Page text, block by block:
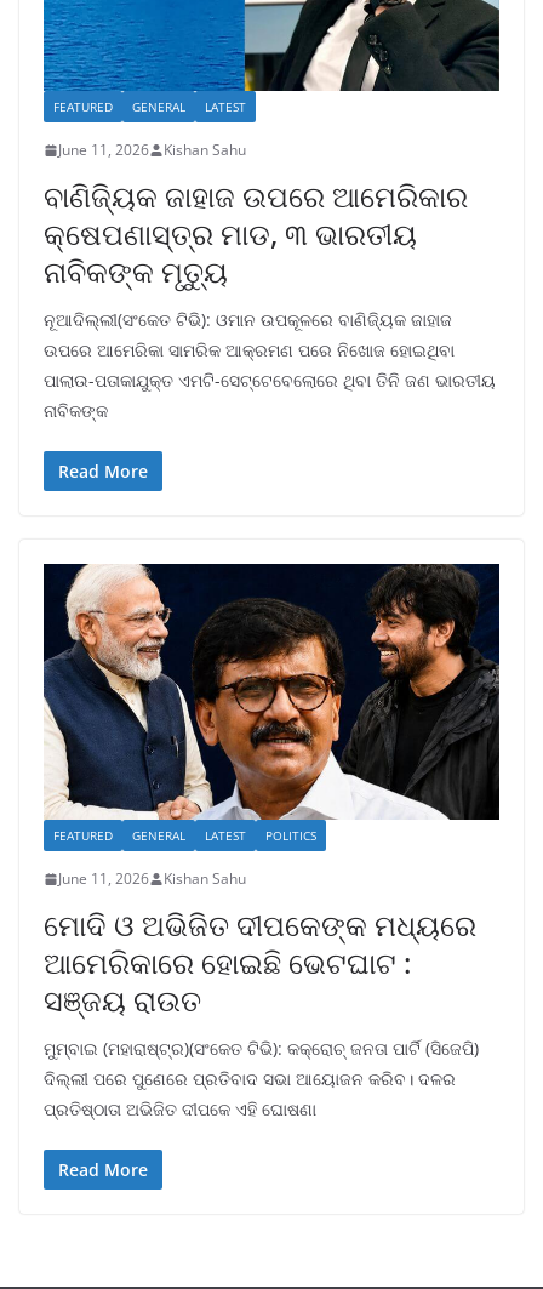
FEATURED GENERAL LATEST
June 11, 2026 Kishan Sahu
ବାଣିଜ୍ୟିକ ଜାହାଜ ଉପରେ ଆମେରିକାର
କ୍ଷେପଣାସ୍ତ୍ର ମାଡ, ୩ ଭାରତୀୟ
ନାବିକଙ୍କ ମୃତ୍ୟୁ
ନୂଆଦିଲ୍ଲୀ(ସଂକେତ ଟିଭି): ଓମାନ ଉପକୂଳରେ ବାଣିଜ୍ୟିକ ଜାହାଜ
ଉପରେ ଆମେରିକା ସାମରିକ ଆକ୍ରମଣ ପରେ ନିଖୋଜ ହୋଇଥିବା
ପାଲାଉ-ପତାକାଯୁକ୍ତ ଏମଟି-ସେଟ୍ଟେବେଲୋରେ ଥିବା ତିନି ଜଣ ଭାରତୀୟ
ନାବିକଙ୍କ
Read More
FEATURED GENERAL LATEST POLITICS
June 11, 2026 Kishan Sahu
ମୋଦି ଓ ଅଭିଜିତ ଦୀପକେଙ୍କ ମଧ୍ୟରେ
ଆମେରିକାରେ ହୋଇଛି ଭେଟଘାଟ :
ସଞ୍ଜୟ ରାଉତ
ମୁମ୍ବାଇ (ମହାରାଷ୍ଟ୍ର)(ସଂକେତ ଟିଭି): କକ୍ରୋଚ୍ ଜନତା ପାର୍ଟି (ସିଜେପି)
ଦିଲ୍ଲୀ ପରେ ପୁଣେରେ ପ୍ରତିବାଦ ସଭା ଆୟୋଜନ କରିବ। ଦଳର
ପ୍ରତିଷ୍ଠାତା ଅଭିଜିତ ଦୀପକେ ଏହି ଘୋଷଣା
Read More